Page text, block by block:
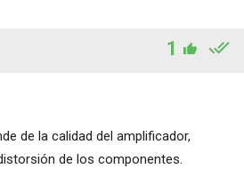
1
de la calidad del amplificador,
de los componentes.